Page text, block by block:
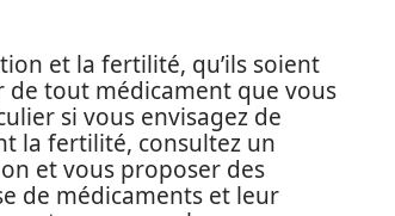
et la fertilité, qu’ils soient
de tout médicament que vous
si vous envisagez de
la fertilité, consultez un
et vous proposer des
de médicaments et leur